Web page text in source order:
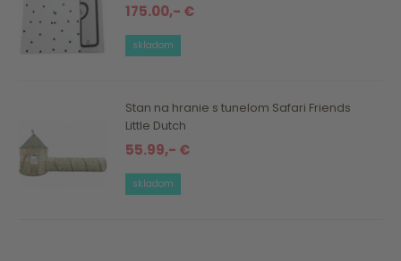
175.00,- €
skladom
Stan na hranie s tunelom Safari Friends
Little Dutch
55.99,- €
skladom